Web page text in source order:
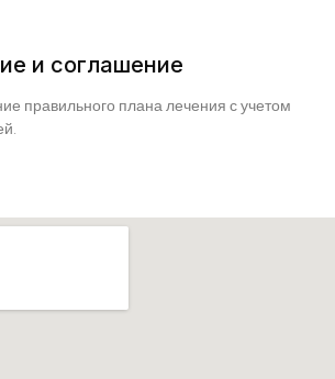
и соглашение
правильного плана лечения с учетом